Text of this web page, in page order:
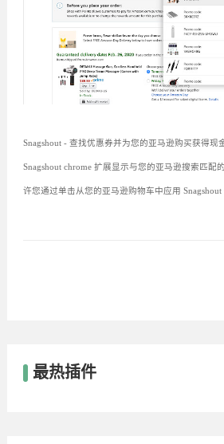
Snagshout - 查找优惠券并为您的亚马逊购买获得现
Snagshout chrome 扩展显示与您的亚马逊搜索匹配
许您通过单击从您的亚马逊购物车中应用 Snagshout
最热插件